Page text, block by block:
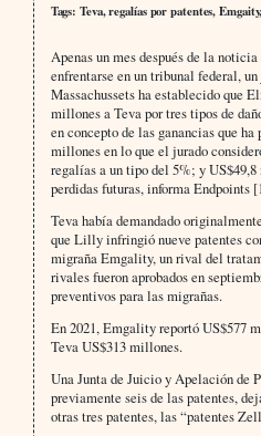
Tags: Teva, regalías por patentes,
Apenas un mes después de la
enfrentarse en un tribunal federal,
Massachussets ha establecido que
millones a Teva por tres tipos de
en concepto de las ganancias que
millones en lo que el jurado
regalías a un tipo del 5%; y
perdidas futuras, informa Endpoints
Teva había demandado
que Lilly infringió nueve patentes
migraña Emgality, un rival del
rivales fueron aprobados en
preventivos para las migrañas.
En 2021, Emgality reportó US$577
Teva US$313 millones.
Una Junta de Juicio y Apelación de
previamente seis de las patentes,
otras tres patentes, las “patentes